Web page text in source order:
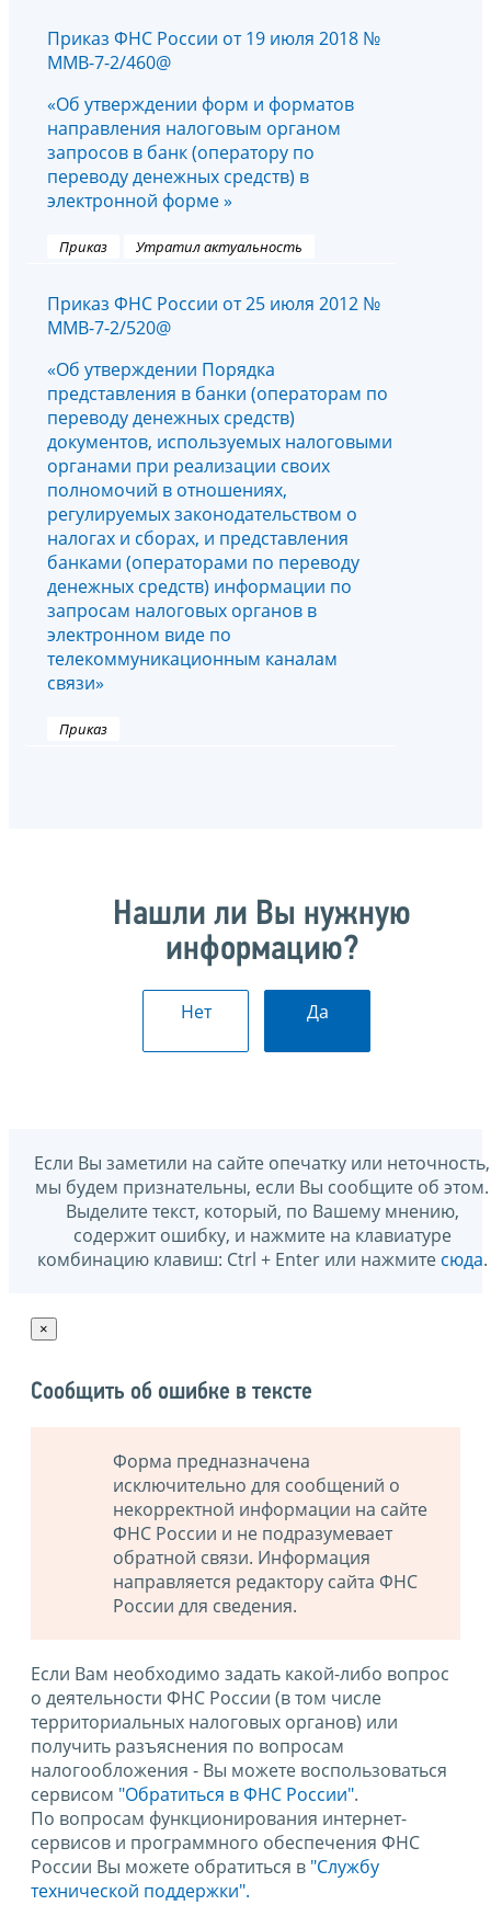
Приказ ФНС России от 19 июля 2018 №
ММВ-7-2/460@
«Об утверждении форм и форматов
направления налоговым органом
запросов в банк (оператору по
переводу денежных средств) в
электронной форме »
Приказ Утратил актуальность
Приказ ФНС России от 25 июля 2012 №
ММВ-7-2/520@
«Об утверждении Порядка
представления в банки (операторам по
переводу денежных средств)
документов, используемых налоговыми
органами при реализации своих
полномочий в отношениях,
регулируемых законодательством о
налогах и сборах, и представления
банками (операторами по переводу
денежных средств) информации по
запросам налоговых органов в
электронном виде по
телекоммуникационным каналам
связи»
Приказ
Нашли ли Вы нужную
информацию?
Нет Да
Если Вы заметили на сайте опечатку или неточность,
мы будем признательны, если Вы сообщите об этом.
Выделите текст, который, по Вашему мнению,
содержит ошибку, и нажмите на клавиатуре
комбинацию клавиш: Ctrl + Enter или нажмите сюда.
×
Сообщить об ошибке в тексте
Форма предназначена
исключительно для сообщений о
некорректной информации на сайте
ФНС России и не подразумевает
обратной связи. Информация
направляется редактору сайта ФНС
России для сведения.
Если Вам необходимо задать какой-либо вопрос
о деятельности ФНС России (в том числе
территориальных налоговых органов) или
получить разъяснения по вопросам
налогообложения - Вы можете воспользоваться
сервисом "Обратиться в ФНС России".
По вопросам функционирования интернет-
сервисов и программного обеспечения ФНС
России Вы можете обратиться в "Службу
технической поддержки".